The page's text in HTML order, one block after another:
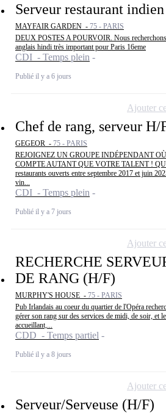
Serveur restaurant
MAYFAIR GARDEN - 75 - PARIS
DEUX POSTES A POURVOIR. Nous
anglais hindi très important pour Paris 16eme
CDI - Temps plein
Publié il y a 6 jours
Chef de rang, serveur H/
GEGEOR - 75 - PARIS
REJOIGNEZ UN GROUPE INDÉPENDANT
COMPTE AUTANT QUE VOTRE TALENT !
restaurants ouverts entre septembre 2017 et juin
vin...
CDI - Temps plein
Publié il y a 7 jours
Ajouter
RECHERCHE
DE RANG (H/F)
MURPHY'S HOUSE - 75 - PARIS
Pub Irlandais au coeur du quartier de l'Opéra
gérer son rang sur des services de midi, de soir, et
accueillant,...
CDD - Temps partiel
Publié il y a 8 jours
Ajouter
Serveur/Serveuse (H/F)
Ajouter